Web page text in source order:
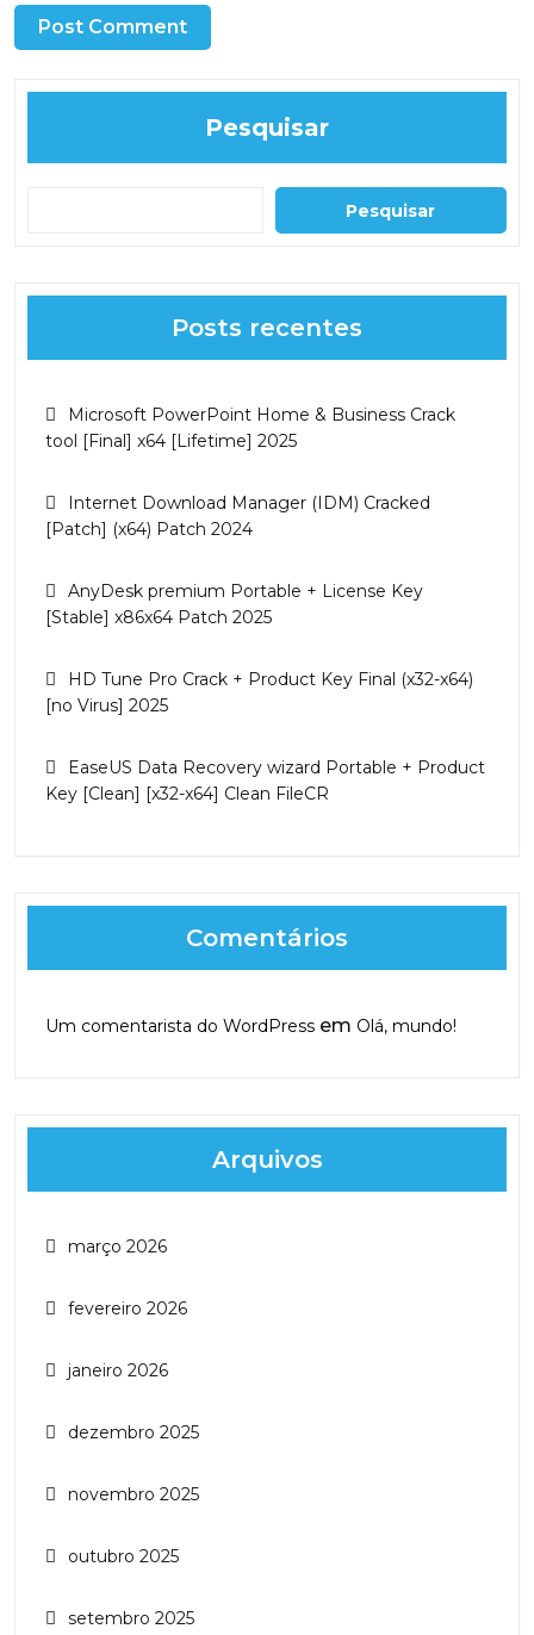
Pesquisar
Pesquisar
Posts recentes
Microsoft PowerPoint Home & Business Crack
tool [Final] x64 [Lifetime] 2025
Internet Download Manager (IDM) Cracked
[Patch] (x64) Patch 2024
AnyDesk premium Portable + License Key
[Stable] x86x64 Patch 2025
HD Tune Pro Crack + Product Key Final (x32-x64)
[no Virus] 2025
EaseUS Data Recovery wizard Portable + Product
Key [Clean] [x32-x64] Clean FileCR
Comentários
Um comentarista do WordPress em Olá, mundo!
Arquivos
março 2026
fevereiro 2026
janeiro 2026
dezembro 2025
novembro 2025
outubro 2025
setembro 2025